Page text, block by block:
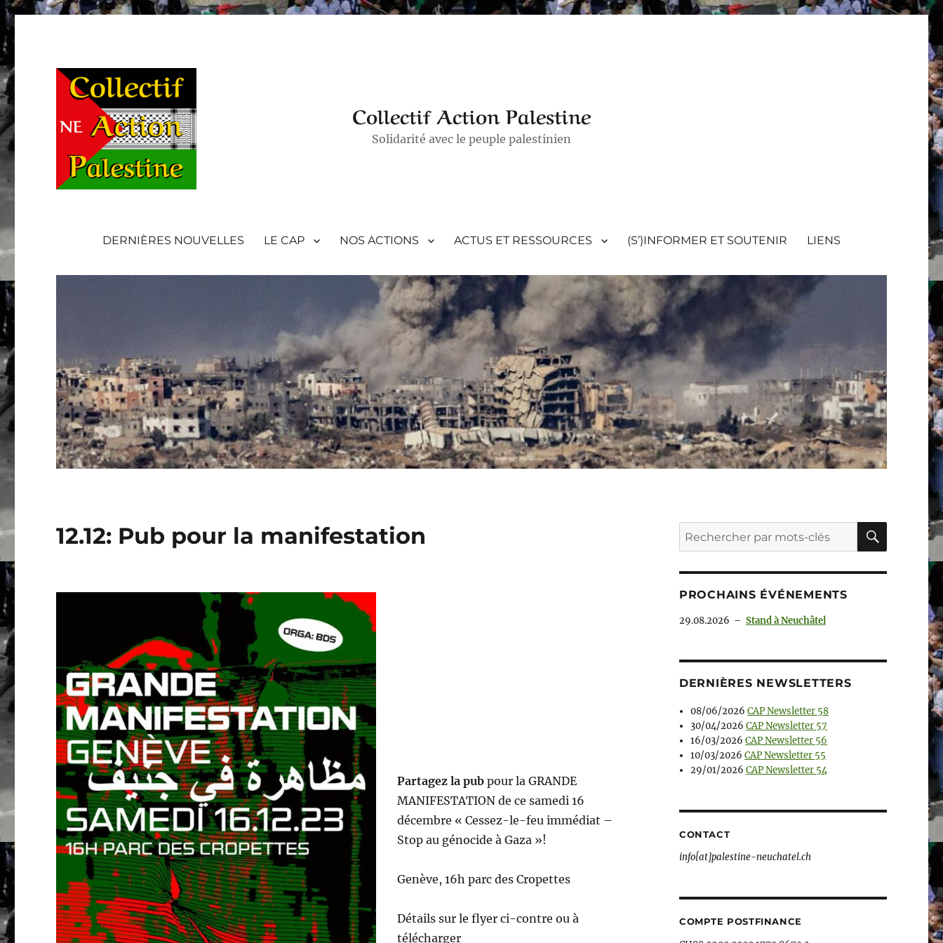
Collectif Action Palestine
Solidarité avec le peuple palestinien
DERNIÈRES NOUVELLES LE CAP NOS ACTIONS ACTUS ET RESSOURCES (S’)INFORMER ET SOUTENIR LIENS
12.12: Pub pour la manifestation
Partagez la pubpour la GRANDE
MANIFESTATION de ce samedi 16
décembre « Cessez-le-feu immédiat –
Stop au génocide à Gaza »!
Genève, 16h parc des Cropettes
Détails sur le flyer ci-contre ou à
télécharger
Recherche
pour :
PROCHAINS ÉVÉNEMENTS
29.08.2026 – Stand à Neuchâtel
DERNIÈRES NEWSLETTERS
08/06/2026 CAP Newsletter 58
30/04/2026 CAP Newsletter 57
16/03/2026 CAP Newsletter 56
10/03/2026 CAP Newsletter 55
29/01/2026 CAP Newsletter 54
CONTACT
info[at]palestine-neuchatel.ch
COMPTE POSTFINANCE